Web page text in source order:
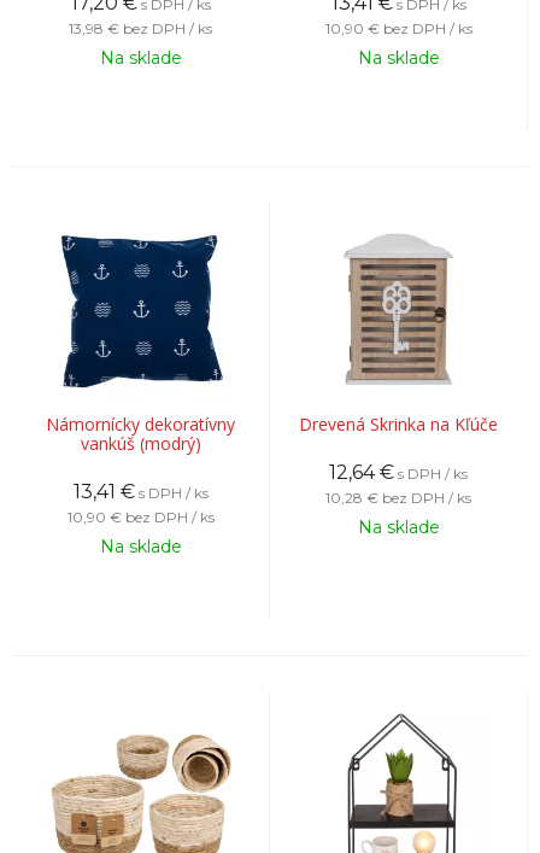
s DPH / ks
13,98 € bez DPH / ks
Na sklade
s DPH / ks
10,90 € bez DPH / ks
Na sklade
Námornícky dekoratívny
vankúš (modrý)
13,41 € s DPH / ks
10,90 € bez DPH / ks
Na sklade
Drevená Skrinka na Kľúče
12,64 € s DPH / ks
10,28 € bez DPH / ks
Na sklade